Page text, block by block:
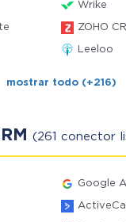
Wrike
ZOHO
Leeloo
mostrar todo (+216)
(261 conector
Google